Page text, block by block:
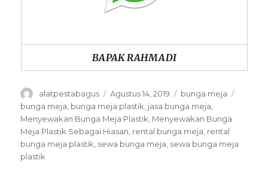
BAPAK RAHMADI
Author
alatpestabagus
Posted
on
Agustus 14, 2019 Categories
bunga meja
bunga meja, bunga meja plastik, jasa bunga meja,
Menyewakan Bunga Meja Plastik, Menyewakan Bunga
Meja Plastik Sebagai Hiasan, rental bunga meja, rental
bunga meja plastik, sewa bunga meja, sewa bunga meja
plastik